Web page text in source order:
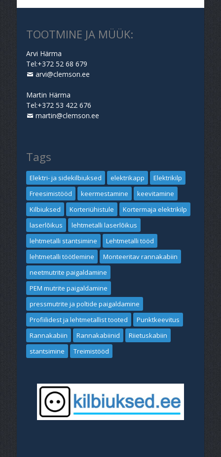
TOOTMINE JA MÜÜK:
Arvi Härma
Tel:+372 52 68 679
arvi@clemson.ee
Martin Härma
Tel:+372 53 422 676
martin@clemson.ee
Tags
Elektri- ja sidekilbiuksed elektrikapp
Elektrikilp
Freesimistööd
keermestamine
keevitamine
Kilbiuksed
Korteriühistule
Kortermaja elektrikilp
laserlõikus
lehtmetalli laserlõikus
lehtmetalli stantsimine
Lehtmetalli tööd
lehtmetalli töötlemine
Monteeritav rannakabiin
neetmutrite paigaldamine
PEM mutrite paigaldamine
pressmutrite ja poltide paigaldamine
Profiilidest ja lehtmetallist tooted
Punktkeevitus
Rannakabiin
Rannakabiinid
Riietuskabiin
stantsimine
Treimistööd